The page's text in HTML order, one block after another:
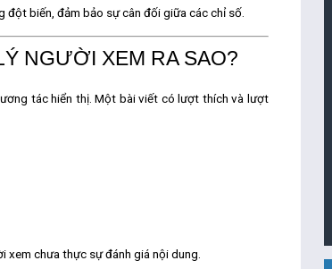
đột biến, đảm bảo sự cân đối giữa các chỉ số.
NGƯỜI XEM RA SAO?
tác hiển thị. Một bài viết có lượt thích và lượt
chưa thực sự đánh giá nội dung.